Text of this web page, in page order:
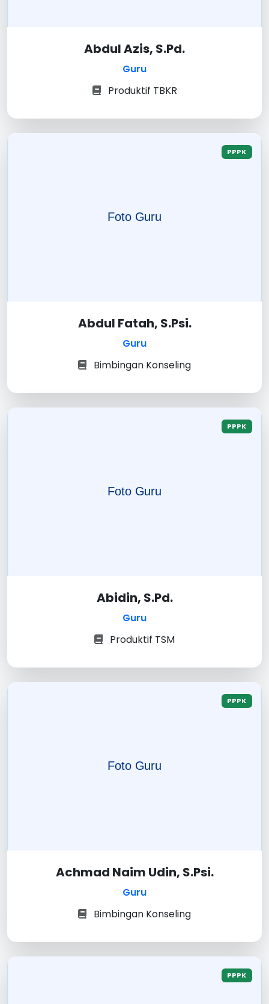
Abdul Azis, S.Pd.
Guru
Produktif TBKR
PPPK
Abdul Fatah, S.Psi.
Guru
Bimbingan Konseling
PPPK
Abidin, S.Pd.
Guru
Produktif TSM
PPPK
Achmad Naim Udin, S.Psi.
Guru
Bimbingan Konseling
PPPK